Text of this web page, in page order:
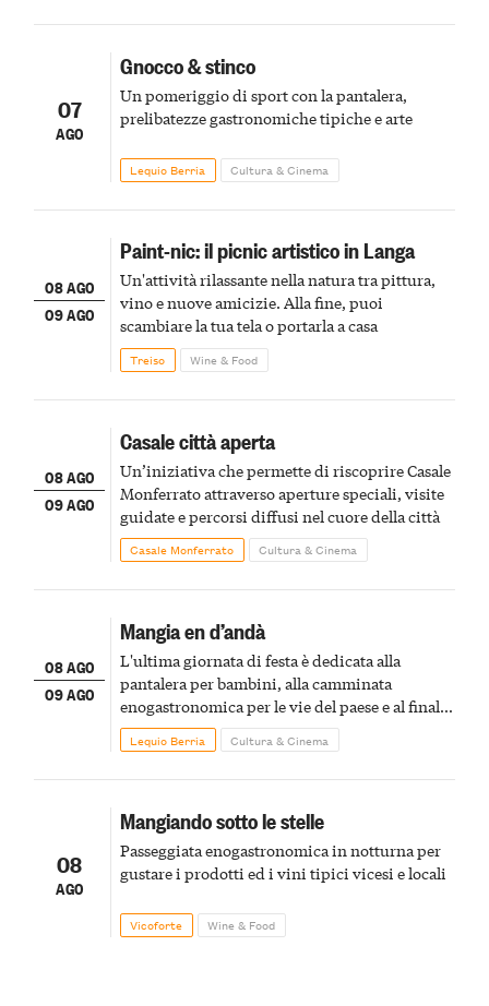
07
AGO
Gnocco & stinco
Un pomeriggio di sport con la pantalera,
prelibatezze gastronomiche tipiche e arte
Lequio Berria Cultura & Cinema
08 AGO
09 AGO
Paint-nic: il picnic artistico in Langa
Un'attività rilassante nella natura tra pittura,
vino e nuove amicizie. Alla fine, puoi
scambiare la tua tela o portarla a casa
Treiso Wine & Food
08 AGO
09 AGO
Casale città aperta
Un’iniziativa che permette di riscoprire Casale
Monferrato attraverso aperture speciali, visite
guidate e percorsi diffusi nel cuore della città
Casale Monferrato Cultura & Cinema
08 AGO
09 AGO
Mangia en d’andà
L'ultima giornata di festa è dedicata alla
pantalera per bambini, alla camminata
enogastronomica per le vie del paese e al finale
pirotecnico
Lequio Berria Cultura & Cinema
08
AGO
Mangiando sotto le stelle
Passeggiata enogastronomica in notturna per
gustare i prodotti ed i vini tipici vicesi e locali
Vicoforte Wine & Food